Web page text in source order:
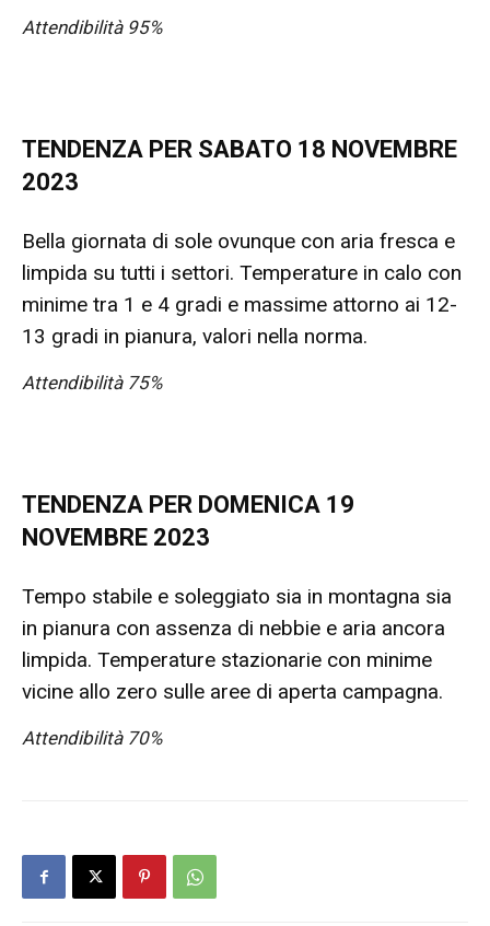
Attendibilità 95%
TENDENZA PER SABATO 18 NOVEMBRE
2023
Bella giornata di sole ovunque con aria fresca e
limpida su tutti i settori. Temperature in calo con
minime tra 1 e 4 gradi e massime attorno ai 12-
13 gradi in pianura, valori nella norma.
Attendibilità 75%
TENDENZA PER DOMENICA 19
NOVEMBRE 2023
Tempo stabile e soleggiato sia in montagna sia
in pianura con assenza di nebbie e aria ancora
limpida. Temperature stazionarie con minime
vicine allo zero sulle aree di aperta campagna.
Attendibilità 70%